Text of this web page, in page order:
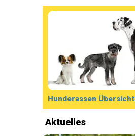
Hunderassen Übersicht
Aktuelles